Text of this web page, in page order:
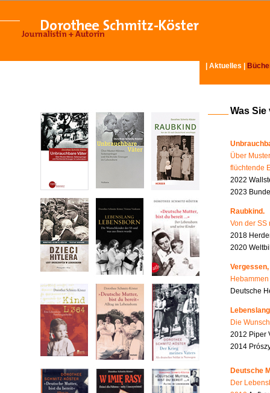
Aktuelles
Was
Über
flüchtende
2022
2023
Raubkind.
Von der SS
2018
2020
Deutsche
Die
2012 Piper
2014
Deutsche
Der